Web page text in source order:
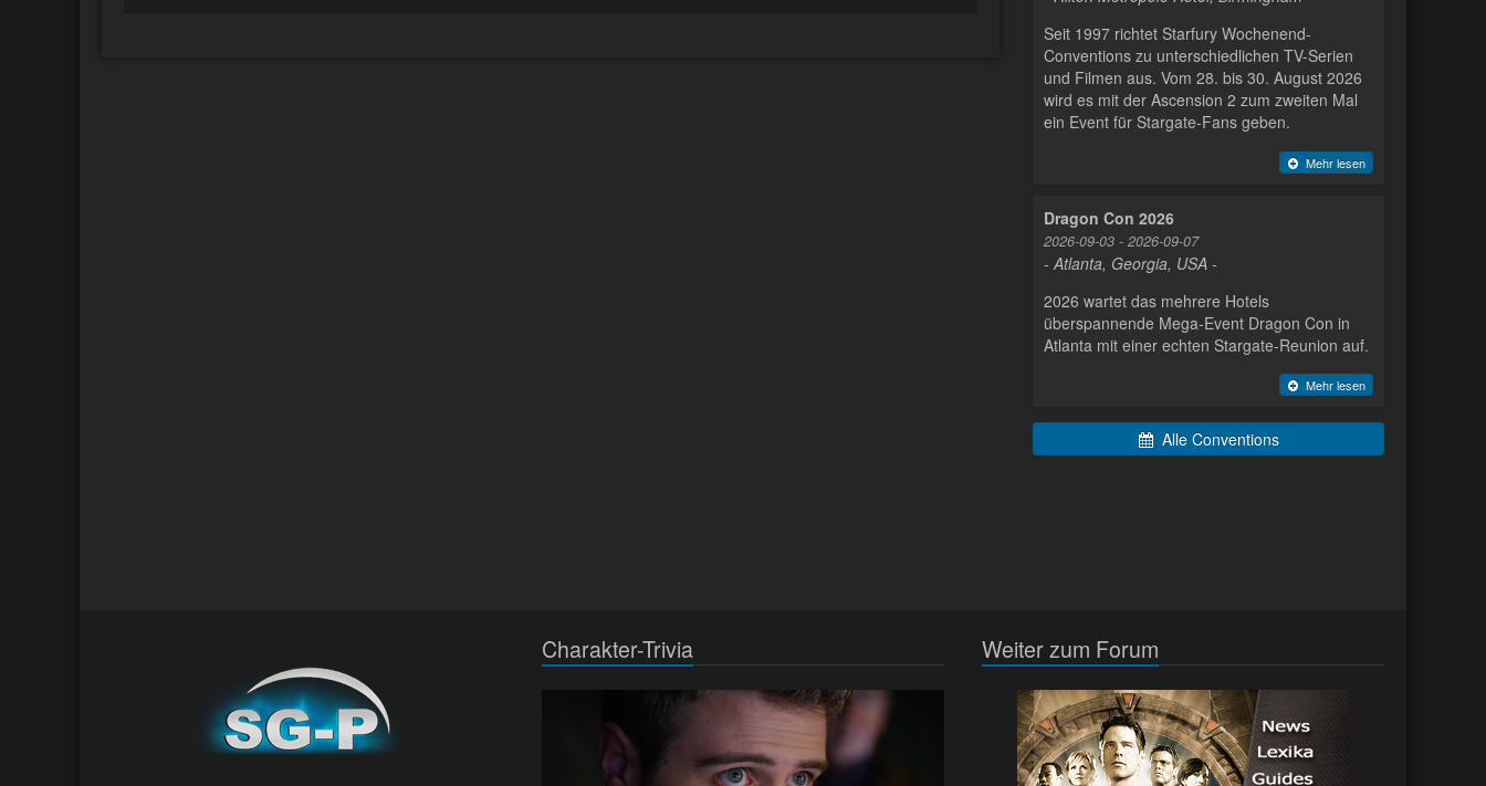
Seit 1997 richtet Starfury Wochenend-
Conventions zu unterschiedlichen TV-Serien
und Filmen aus. Vom 28. bis 30. August 2026
wird es mit der Ascension 2 zum zweiten Mal
ein Event für Stargate-Fans geben.
Mehr lesen
Dragon Con 2026
2026-09-03 - 2026-09-07
- Atlanta, Georgia, USA -
2026 wartet das mehrere Hotels
überspannende Mega-Event Dragon Con in
Atlanta mit einer echten Stargate-Reunion auf.
Mehr lesen
Alle Conventions
Charakter-Trivia Weiter zum Forum